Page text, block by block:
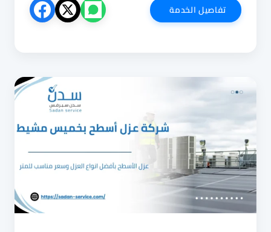
تفاصيل الخدمةشركة
عزل